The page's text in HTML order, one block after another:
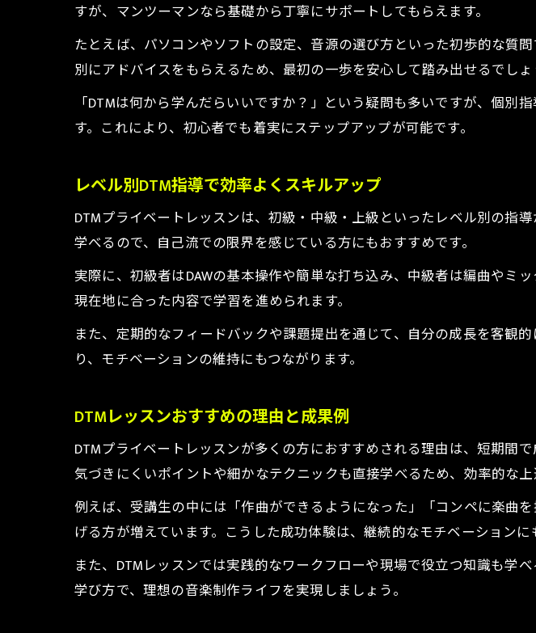
DTMは何から学んだ
DTM独学よりも個人
DTMプライベートレ
プロ講師と進めるDTMス
DTMプロ講師が教え
DTMスクール社会人
DTM教室初心者でも
すが、マンツーマンなら基礎から丁寧にサポートしてもらえます。
たとえば、パソコンやソフトの設定、音源の選び方といった初歩的な質
別にアドバイスをもらえるため、最初の一歩を安心して踏み出せるでしょ
「DTMは何から学んだらいいですか？」という疑問も多いですが、個
す。これにより、初心者でも着実にステップアップが可能です。
レベル別DTM指導で効率よくスキルアップ
DTMプライベートレッスンは、初級・中級・上級といったレベル別の指
学べるので、自己流での限界を感じている方にもおすすめです。
実際に、初級者はDAWの基本操作や簡単な打ち込み、中級者は編曲やミ
現在地に合った内容で学習を進められます。
また、定期的なフィードバックや課題提出を通じて、自分の成長を客観
り、モチベーションの維持にもつながります。
DTMレッスンおすすめの理由と成果例
DTMプライベートレッスンが多くの方におすすめされる理由は、短期間
気づきにくいポイントや細かなテクニックも直接学べるため、効率的な上
例えば、受講生の中には「作曲ができるようになった」「コンペに楽曲
げる方が増えています。こうした成功体験は、継続的なモチベーションに
また、DTMレッスンでは実践的なワークフローや現場で役立つ知識も学
学び方で、理想の音楽制作ライフを実現しましょう。